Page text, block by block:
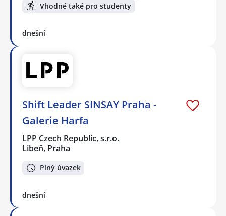
Vhodné také pro studenty
dnešní
Shift Leader SINSAY Praha -
Galerie Harfa
LPP Czech Republic, s.r.o.
Libeň, Praha
Plný úvazek
dnešní